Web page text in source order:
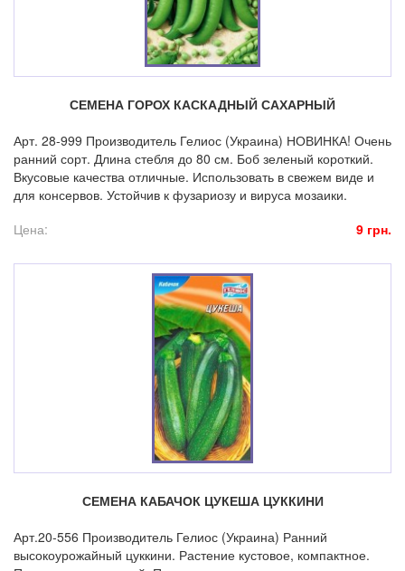
СЕМЕНА ГОРОХ КАСКАДНЫЙ САХАРНЫЙ
Арт. 28-999 Производитель Гелиос (Украина) НОВИНКА! Очень
ранний сорт. Длина стебля до 80 см. Боб зеленый короткий.
Вкусовые качества отличные. Использовать в свежем виде и
для консервов. Устойчив к фузариозу и вируса мозаики.
Цена:
9 грн.
СЕМЕНА КАБАЧОК ЦУКЕША ЦУККИНИ
Арт.20-556 Производитель Гелиос (Украина) Ранний
высокоурожайный цуккини. Растение кустовое, компактное.